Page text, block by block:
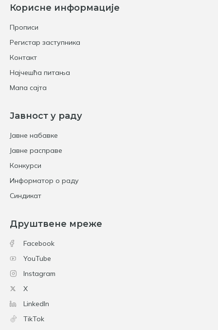
Корисне информације
Прописи
Регистар заступника
Контакт
Најчешћа питања
Мапа сајта
Јавност у раду
Јавне набавке
Јавне расправе
Конкурси
Информатор о раду
Синдикат
Друштвене мреже
Facebook
YouTube
Instagram
X
LinkedIn
TikTok